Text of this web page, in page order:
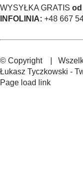
WYSYŁKA GRATIS od
INFOLINIA: +48 667
© Copyright
|
Łukasz Tyczkowski -
Page load link